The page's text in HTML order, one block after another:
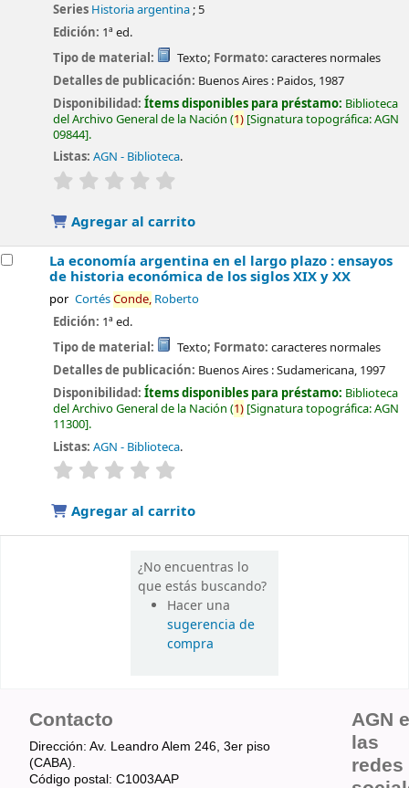
Series Historia argentina; 5
Edición: 1ª ed.
Tipo de material:
Texto; Formato: caracteres normales
Detalles de publicación: Buenos Aires : Paidos, 1987
Disponibilidad:Ítems disponibles para préstamo: Biblioteca
del Archivo General de la Nación (1) Signatura topográfica:AGN
09844 .
Listas: AGN - Biblioteca.
valoración
Agregar al carrito
La economía argentina en el largo plazo : ensayos
de historia económica de los siglos XIX y XX
por CortésConde,Roberto
Edición: 1ª ed.
Tipo de material:
Texto; Formato: caracteres normales
Detalles de publicación: Buenos Aires :Sudamericana, 1997
Disponibilidad:Ítems disponibles para préstamo: Biblioteca
del Archivo General de la Nación (1) Signatura topográfica:AGN
11300 .
Listas: AGN - Biblioteca.
valoración
Agregar al carrito
¿No encuentras lo
que estás buscando?
Hacer una
sugerencia de
compra
Contacto
Dirección: Av. Leandro Alem 246, 3er piso
(CABA).
Código postal: C1003AAP
AGN
las
redes